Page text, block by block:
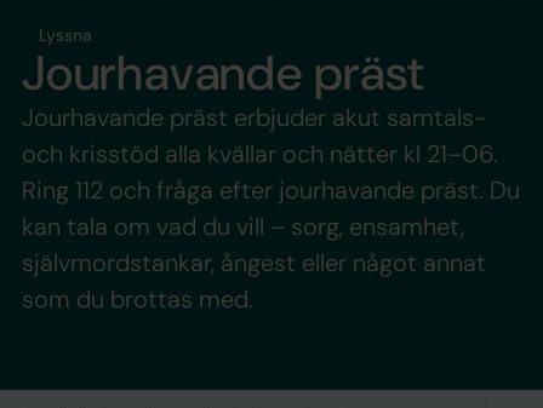
Lyssna
Jourhavande präst
Jourhavande präst erbjuder akut samtals-
och krisstöd alla kvällar och nätter kl 21–06.
Ring 112 och fråga efter jourhavande präst. Du
kan tala om vad du vill – sorg, ensamhet,
självmordstankar, ångest eller något annat
som du brottas med.